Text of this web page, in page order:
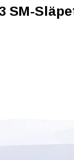
SM-